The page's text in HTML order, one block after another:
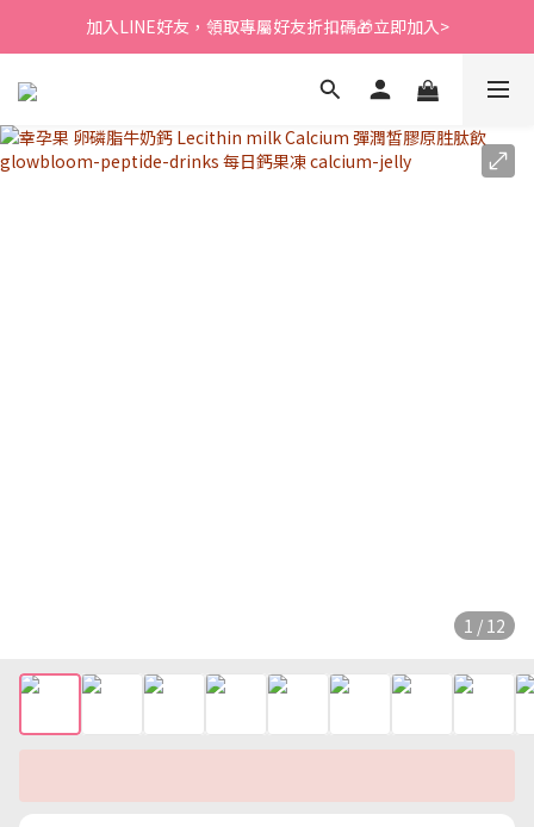
新會員送$200購物金⭐會員消費筆筆回饋1%紅利購物金
加入LINE好友，領取專屬好友折扣碼🎁立即加入>
新會員送$200購物金⭐會員消費筆筆回饋1%紅利購物金
1 / 12